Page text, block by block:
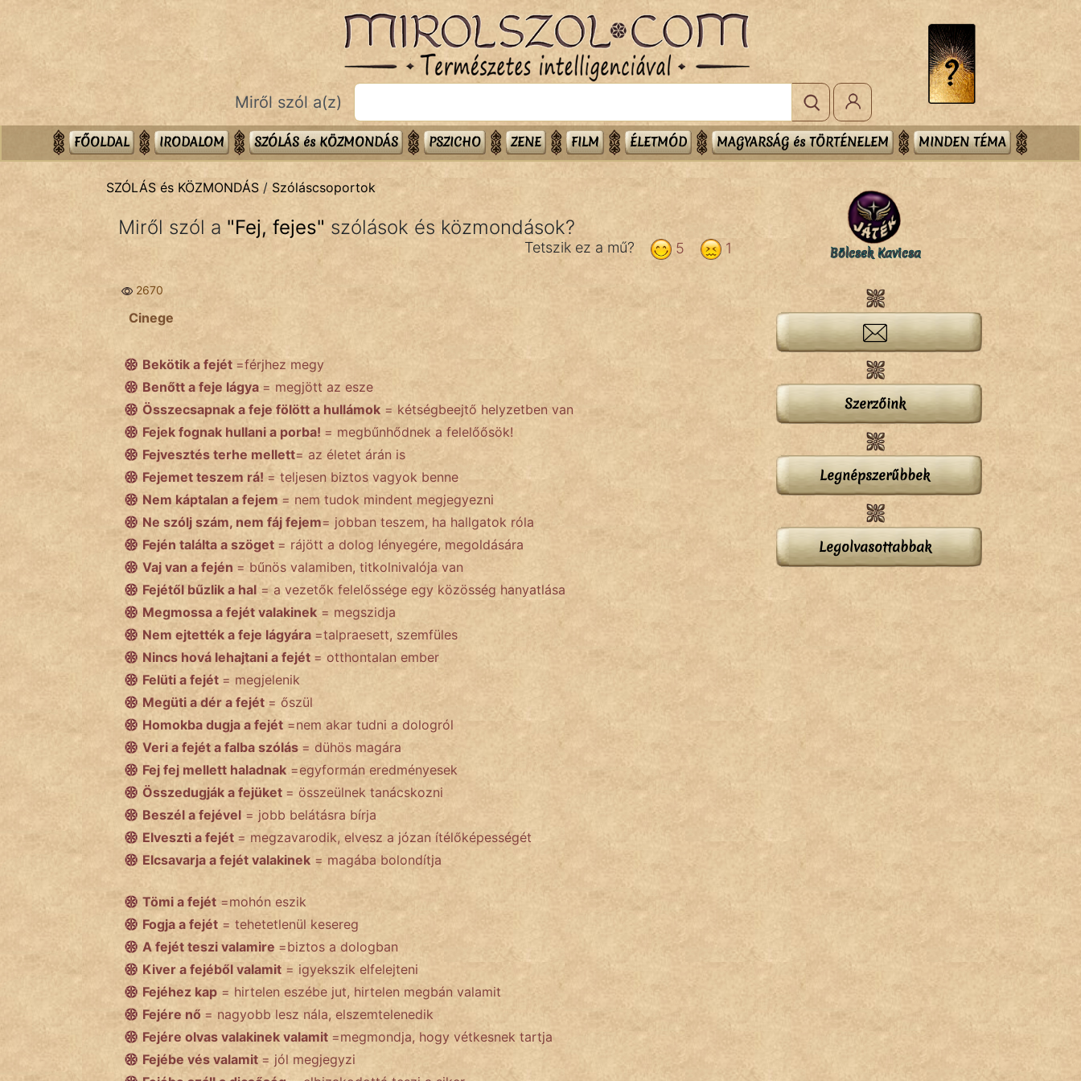
Bibliai
Közmondások
Szóláscsoportok
KÖZMONDÁS
FILM
TÖRTÉNELEM
Népszerű szerzőink:
fantom
Láron Ádám
Miről szól a(z)
FŐOLDAL IRODALOM SZÓLÁS és KÖZMONDÁS PSZICHO ZENE FILM ÉLETMÓD MAGYARSÁG és TÖRTÉNELEM MINDEN TÉMA
SZÓLÁS és KÖZMONDÁS / Szóláscsoportok
Miről szól a "Fej, fejes" szólások és közmondások?
1
5
Tetszik ez a mű?
2670
Cinege
Bekötik a fejét =férjhez megy
Benőtt a feje lágya = megjött az esze
Összecsapnak a feje fölött a hullámok = kétségbeejtő helyzetben van
Fejek fognak hullani a porba! = megbűnhődnek a felelőősök!
Fejvesztés terhe mellett= az életet árán is
Fejemet teszem rá! = teljesen biztos vagyok benne
Nem káptalan a fejem = nem tudok mindent megjegyezni
Ne szólj szám, nem fáj fejem= jobban teszem, ha hallgatok róla
Fején találta a szöget = rájött a dolog lényegére, megoldására
Vaj van a fején = bűnös valamiben, titkolnivalója van
Fejétől bűzlik a hal = a vezetők felelőssége egy közösség hanyatlása
Megmossa a fejét valakinek = megszidja
Nem ejtették a feje lágyára =talpraesett, szemfüles
Nincs hová lehajtani a fejét = otthontalan ember
Felüti a fejét = megjelenik
Megüti a dér a fejét = őszül
Homokba dugja a fejét =nem akar tudni a dologról
Veri a fejét a falba szólás = dühös magára
Fej fej mellett haladnak =egyformán eredményesek
Összedugják a fejüket = összeülnek tanácskozni
Beszél a fejével = jobb belátásra bírja
Elveszti a fejét = megzavarodik, elvesz a józan ítélőképességét
Elcsavarja a fejét valakinek = magába bolondítja
Tömi a fejét =mohón eszik
Fogja a fejét = tehetetlenül kesereg
A fejét teszi valamire =biztos a dologban
Kiver a fejéből valamit = igyekszik elfelejteni
Fejéhez kap = hirtelen eszébe jut, hirtelen megbán valamit
Fejére nő = nagyobb lesz nála, elszemtelenedik
Fejére olvas valakinek valamit =megmondja, hogy vétkesnek tartja
Fejébe vés valamit = jól megjegyzi
Bölcsek Kavicsa
Szerzőink
Legnépszerűbbek
Legolvasottabbak